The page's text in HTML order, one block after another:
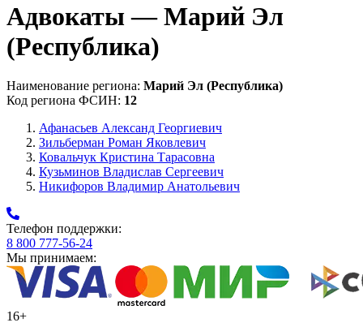
Адвокаты — Марий Эл
(Республика)
Наименование региона: Марий Эл (Республика)
Код региона ФСИН: 12
Афанасьев Александ Георгиевич
Зильберман Роман Яковлевич
Ковальчук Кристина Тарасовна
Кузьминов Владислав Сергеевич
Никифоров Владимир Анатольевич
Телефон поддержки:
8 800 777-56-24
Мы принимаем:
16+